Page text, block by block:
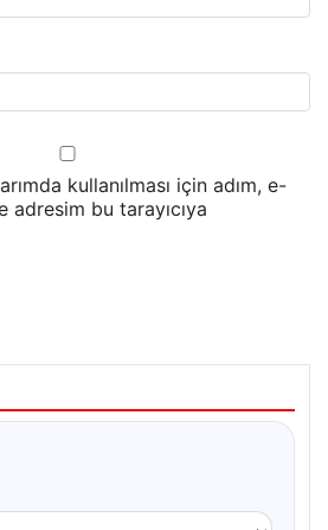
kullanılması için adım, e-
bu tarayıcıya